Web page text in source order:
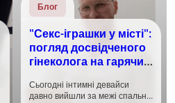
Блог
"Секс-іграшки у місті":
погляд досвідченого
гінеколога на гарячий
Сьогодні інтимні девайси
давно вийшли за межі спальні.